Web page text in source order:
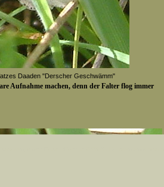
Daaden "Derscher Geschwämm"
Aufnahme machen, denn der Falter flog immer